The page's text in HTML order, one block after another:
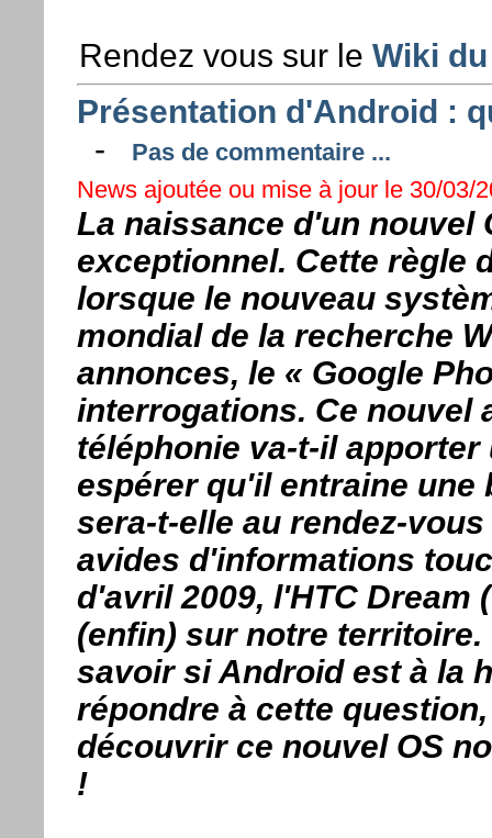
Rendez vous sur le Wiki
Présentation d'Android :
-
Pas de commentaire ...
News ajoutée ou mise à jour le 30/03/
La naissance d'un nouvel
exceptionnel. Cette règle
lorsque le nouveau
mondial de la recherche
annonces, le « Google
interrogations. Ce nouvel
téléphonie va-t-il
espérer qu'il entraine
sera-t-elle au rendez-
avides d'informations
d'avril 2009, l'HTC Dream
(enfin) sur notre
savoir si Android est à la
répondre à cette
découvrir ce nouvel OS
!